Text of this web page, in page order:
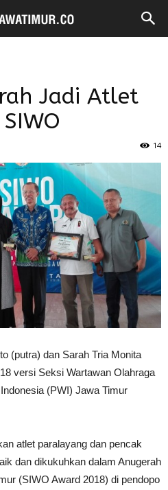
Jadi Atlet
14
(putra) dan Sarah Tria Monita
versi Seksi Wartawan Olahraga
(PWI) Jawa Timur
atlet paralayang dan pencak
dan dikukuhkan dalam Anugerah
(SIWO Award 2018) di pendopo